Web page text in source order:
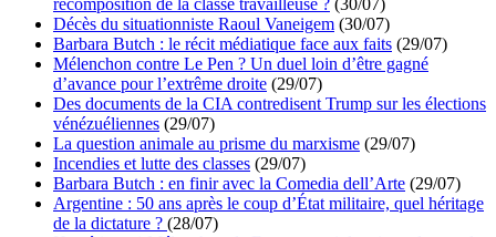
Décès du situationniste Raoul Vaneigem (30/07)
Barbara Butch : le récit médiatique face aux faits (29/07)
Mélenchon contre Le Pen ? Un duel loin d’être gagné
d’avance pour l’extrême droite (29/07)
Des documents de la CIA contredisent Trump sur les élections
vénézuéliennes (29/07)
La question animale au prisme du marxisme (29/07)
Incendies et lutte des classes (29/07)
Barbara Butch : en finir avec la Comedia dell’Arte (29/07)
Argentine : 50 ans après le coup d’État militaire, quel héritage
de la dictature ? (28/07)